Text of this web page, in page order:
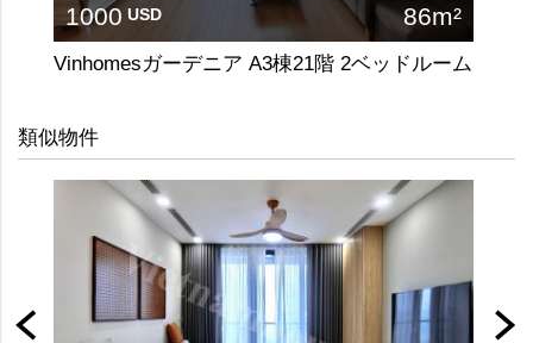
1000 USD 86m²
Vinhomesガーデニア A3棟21階 2ベッドルーム
類似物件